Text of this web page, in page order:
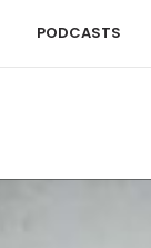
PODCASTS